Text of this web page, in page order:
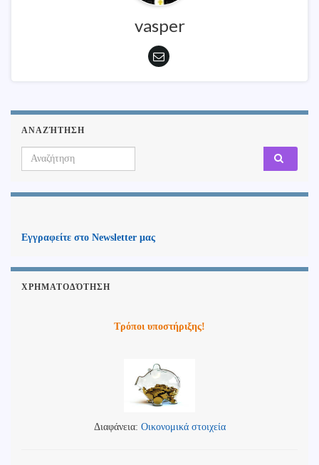
vasper
ΑΝΑΖΉΤΗΣΗ
Search for:
Εγγραφείτε στο Newsletter μας
ΧΡΗΜΑΤΟΔΌΤΗΣΗ
Τρόποι υποστήριξης!
Διαφάνεια: Οικονομικά στοιχεία